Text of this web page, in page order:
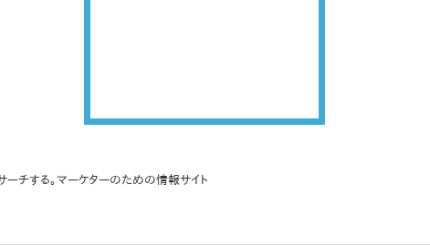
ーチする。マーケターのための情報サイト